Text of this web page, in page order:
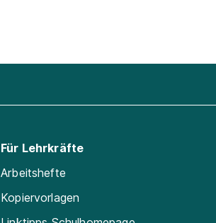
Für Lehrkräfte
Arbeitshefte
Kopiervorlagen